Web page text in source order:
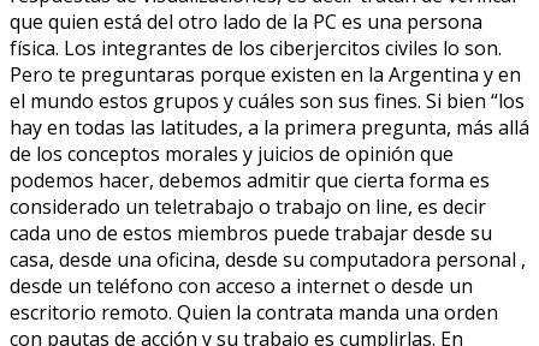
que quien está del otro lado de la PC es una persona
física. Los integrantes de los ciberjercitos civiles lo son.
Pero te preguntaras porque existen en la Argentina y en
el mundo estos grupos y cuáles son sus fines. Si bien “los
hay en todas las latitudes, a la primera pregunta, más allá
de los conceptos morales y juicios de opinión que
podemos hacer, debemos admitir que cierta forma es
considerado un teletrabajo o trabajo on line, es decir
cada uno de estos miembros puede trabajar desde su
casa, desde una oficina, desde su computadora personal ,
desde un teléfono con acceso a internet o desde un
escritorio remoto. Quien la contrata manda una orden
con pautas de acción y su trabajo es cumplirlas. En